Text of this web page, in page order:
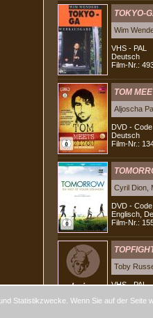
TOKYO-
Wim
VHS - PAL
Deutsch
Film-Nr.:
TOM
Aljoscha
DVD - Code
Deutsch
Film-Nr.:
Cyril Dion,
DVD - Code
Englisch,
Film-Nr.:
Toby
VHS - PAL
Film-Nr.:
Statistikzwecke. Wenn Sie auf der